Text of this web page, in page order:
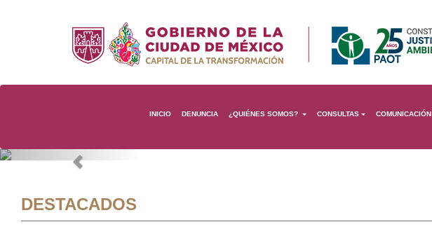
INICIO DENUNCIA ¿QUIÉNES SOMOS? CONSULTAS COMUNICACIÓN
Previous
DESTACADOS